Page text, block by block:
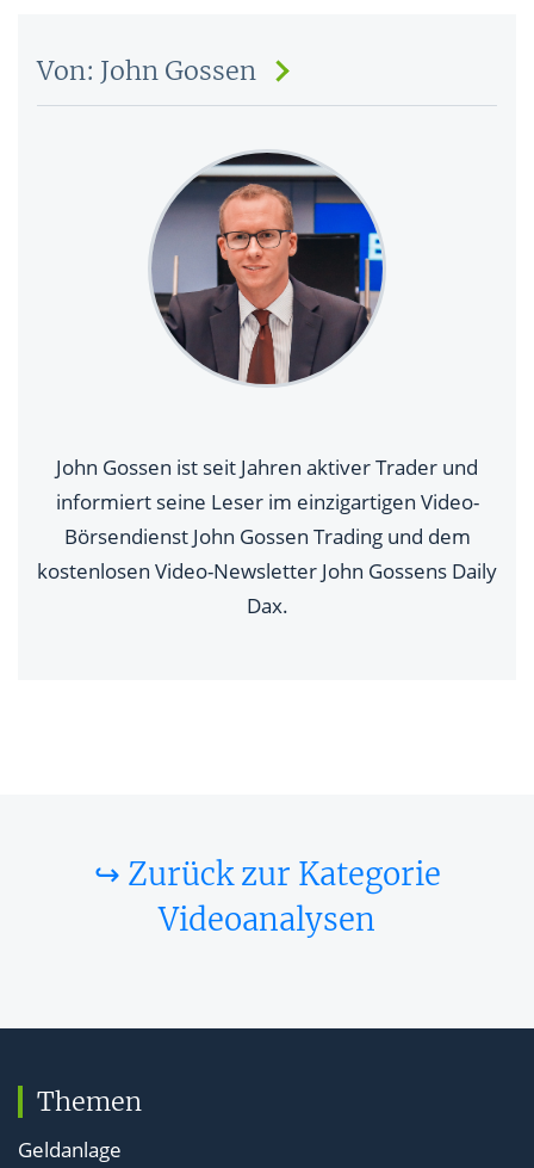
Von: John Gossen
John Gossen ist seit Jahren aktiver Trader und
informiert seine Leser im einzigartigen Video-
Börsendienst John Gossen Trading und dem
kostenlosen Video-Newsletter John Gossens Daily
Dax.
↪ Zurück zur Kategorie
Videoanalysen
Themen
Geldanlage